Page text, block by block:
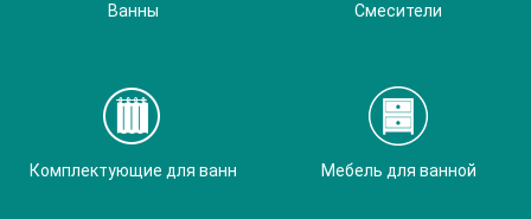
Ванны Смесители
Комплектующие для ванн Мебель для ванной